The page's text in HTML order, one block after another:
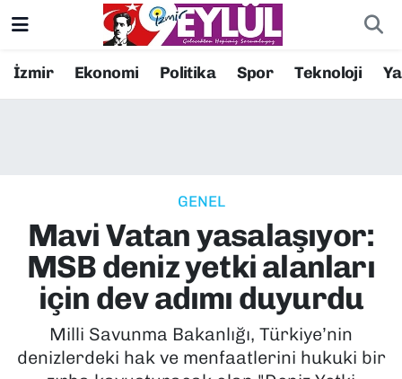
İzmir Ekonomi Politika Spor Teknoloji
GENEL
Mavi Vatan yasalaşıyor:
MSB deniz yetki alanları
için dev adımı duyurdu
Milli Savunma Bakanlığı, Türkiye’nin
denizlerdeki hak ve menfaatlerini hukuki bir
Resmi İlanlar
EKONOMİ
KÜLTÜR SANAT
MAGAZİN
Konak Nöbetçi Eczaneler
Süper Lig Puan Durumu ve Fikstür
Tüm Manşetler
Son Dakika Haberleri
Haber Arşivi